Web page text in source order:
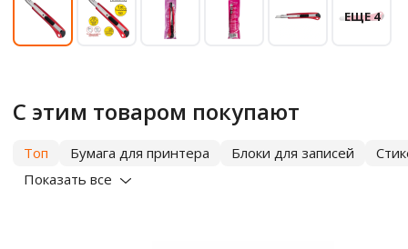
ЕЩЕ 4
С этим товаром покупают
Топ Бумага для принтера Блоки для записей
Показать все